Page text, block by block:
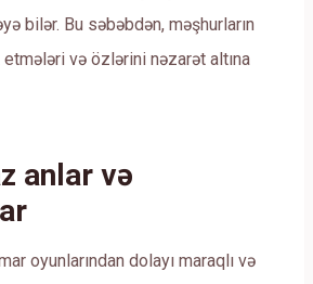
bilər. Bu səbəbdən, məşhurların
və özlərini nəzarət altına
anlar və
oyunlarından dolayı maraqlı və